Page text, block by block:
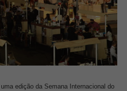
edição da Semana Internacional do